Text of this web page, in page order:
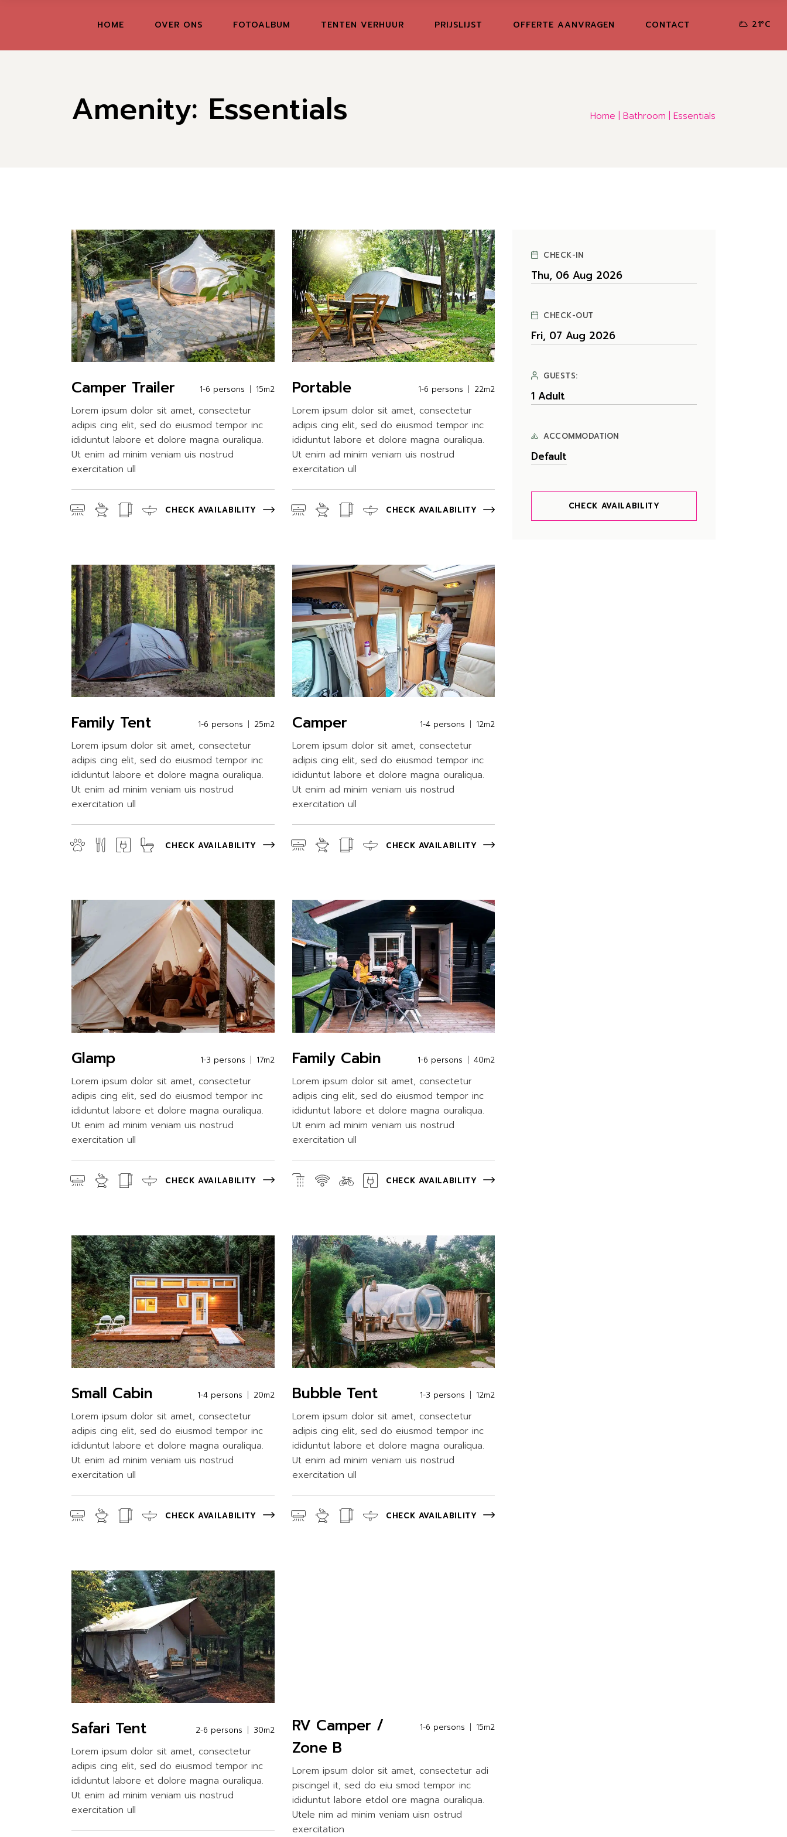
HOME OVER ONS FOTOALBUM TENTEN VERHUUR PRIJSLIJST OFFERTE AANVRAGEN CONTACT 21°C
GR
Amenity: Essentials Home Bathroom Essentials
Camper Trailer 1-6 persons 15m2
Lorem ipsum dolor sit amet, consectetur
adipis cing elit, sed do eiusmod tempor inc
ididuntut labore et dolore magna ouraliqua.
Ut enim ad minim veniam uis nostrud
exercitation ull
CHECK AVAILABILITY
Portable 1-6 persons 22m2
Lorem ipsum dolor sit amet, consectetur
adipis cing elit, sed do eiusmod tempor inc
ididuntut labore et dolore magna ouraliqua.
Ut enim ad minim veniam uis nostrud
exercitation ull
CHECK AVAILABILITY
Family Tent 1-6 persons 25m2
Lorem ipsum dolor sit amet, consectetur
adipis cing elit, sed do eiusmod tempor inc
ididuntut labore et dolore magna ouraliqua.
Ut enim ad minim veniam uis nostrud
exercitation ull
CHECK AVAILABILITY
Camper 1-4 persons 12m2
Lorem ipsum dolor sit amet, consectetur
adipis cing elit, sed do eiusmod tempor inc
ididuntut labore et dolore magna ouraliqua.
Ut enim ad minim veniam uis nostrud
exercitation ull
CHECK AVAILABILITY
Glamp 1-3 persons 17m2
Lorem ipsum dolor sit amet, consectetur
adipis cing elit, sed do eiusmod tempor inc
ididuntut labore et dolore magna ouraliqua.
Ut enim ad minim veniam uis nostrud
exercitation ull
CHECK AVAILABILITY
Family Cabin 1-6 persons 40m2
Lorem ipsum dolor sit amet, consectetur
adipis cing elit, sed do eiusmod tempor inc
ididuntut labore et dolore magna ouraliqua.
Ut enim ad minim veniam uis nostrud
exercitation ull
CHECK AVAILABILITY
Small Cabin 1-4 persons 20m2
Lorem ipsum dolor sit amet, consectetur
adipis cing elit, sed do eiusmod tempor inc
ididuntut labore et dolore magna ouraliqua.
Ut enim ad minim veniam uis nostrud
exercitation ull
CHECK AVAILABILITY
Bubble Tent 1-3 persons 12m2
Lorem ipsum dolor sit amet, consectetur
adipis cing elit, sed do eiusmod tempor inc
ididuntut labore et dolore magna ouraliqua.
Ut enim ad minim veniam uis nostrud
exercitation ull
CHECK AVAILABILITY
Safari Tent 2-6 persons 30m2
Lorem ipsum dolor sit amet, consectetur
adipis cing elit, sed do eiusmod tempor inc
ididuntut labore et dolore magna ouraliqua.
Ut enim ad minim veniam uis nostrud
exercitation ull
RV Camper /
Zone B
1-6 persons 15m2
Lorem ipsum dolor sit amet, consectetur adi
piscingel it, sed do eiu smod tempor inc
ididuntut labore etdol ore magna ouraliqua.
Utele nim ad minim veniam uisn ostrud
exercitation
CHECK-IN
CHECK-OUT
GUESTS:
ACCOMMODATION
CHECK AVAILABILITY